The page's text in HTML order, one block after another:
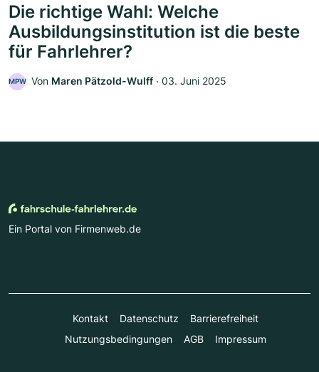
Die richtige Wahl: Welche
Ausbildungsinstitution ist die beste
für Fahrlehrer?
MPW Von Maren Pätzold-Wulff ‧ 03. Juni 2025
Ein Portal von Firmenweb.de
Kontakt Datenschutz
Barrierefreiheit
Nutzungsbedingungen
AGB Impressum